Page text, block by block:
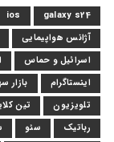
galaxy s24
ios
آژانس هواپیمایی
اسرائیل و حماس
اینستاگرام
بازار
تلویزیون
تین
رباتیک
سئو